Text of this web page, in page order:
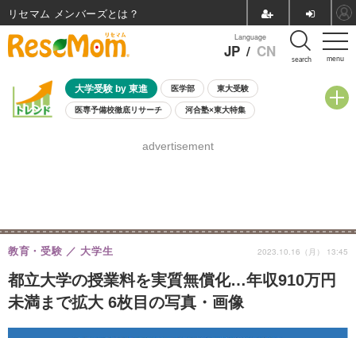
menu
Language
JP / CN search
大学受験 by 東進 医学部 東大受験
医専予備校徹底リサーチ 河合塾×東大特集
8月開催学校説明会・相談会
advertisement
都立大学の授業料を実質無償化…年収910万円
未満まで拡大 6枚目の写真・画像
教育・受験 大学生 2023.10.16（月） 13:45
リセマム メンバーズ